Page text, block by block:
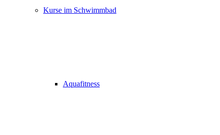
Kurse im Schwimmbad
Aquafitness